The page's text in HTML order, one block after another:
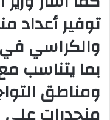
توفير أعداد
والكراسي في
بما يتناسب
ومناطق